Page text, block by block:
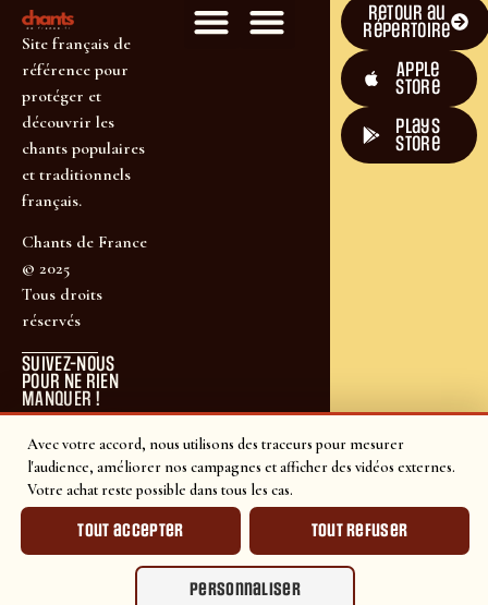
Avec votre accord, nous utilisons des traceurs pour mesurer
l'audience, améliorer nos campagnes et afficher des vidéos externes.
Votre achat reste possible dans tous les cas.
Tout accepter Tout refuser
Personnaliser
Site français de
référence pour
protéger et
découvrir les
chants populaires
et traditionnels
français.
Chants de France
© 2025
Tous droits
réservés
SUIVEZ-NOUS
POUR NE RIEN
MANQUER !
Retour au
répertoire
Apple
Store
plays
store